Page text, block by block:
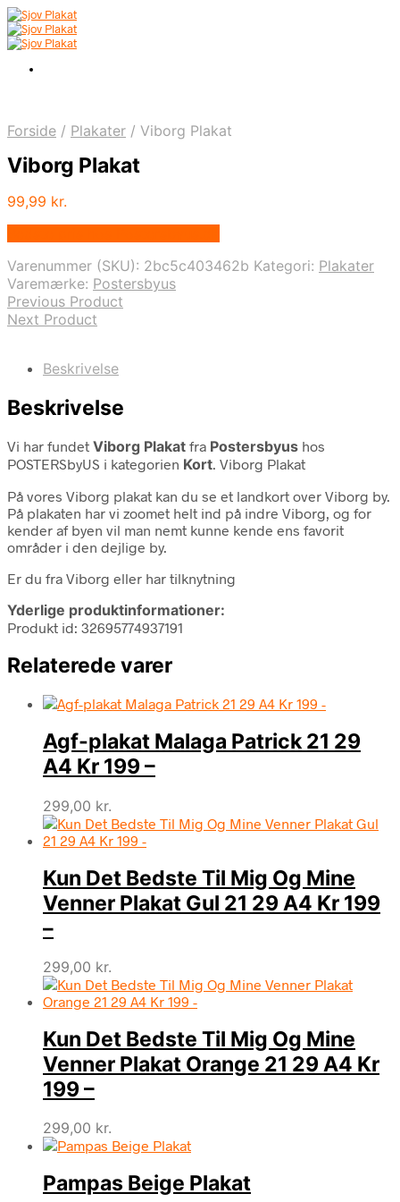
Forside / Plakater / Viborg Plakat
Viborg Plakat
99,99 kr.
Varenummer (SKU): 2bc5c403462b Kategori: Plakater
Varemærke: Postersbyus
Previous Product
Next Product
Beskrivelse
Beskrivelse
Vi har fundet Viborg Plakat fra Postersbyus hos
POSTERSbyUS i kategorien Kort. Viborg Plakat
På vores Viborg plakat kan du se et landkort over Viborg by.
På plakaten har vi zoomet helt ind på indre Viborg, og for
kender af byen vil man nemt kunne kende ens favorit
områder i den dejlige by.
Er du fra Viborg eller har tilknytning
Yderlige produktinformationer:
Produkt id: 32695774937191
Relaterede varer
Agf-plakat Malaga Patrick 21 29
A4 Kr 199 –
299,00 kr.
Kun Det Bedste Til Mig Og Mine
Venner Plakat Gul 21 29 A4 Kr 199
–
299,00 kr.
Kun Det Bedste Til Mig Og Mine
Venner Plakat Orange 21 29 A4 Kr
199 –
299,00 kr.
Pampas Beige Plakat